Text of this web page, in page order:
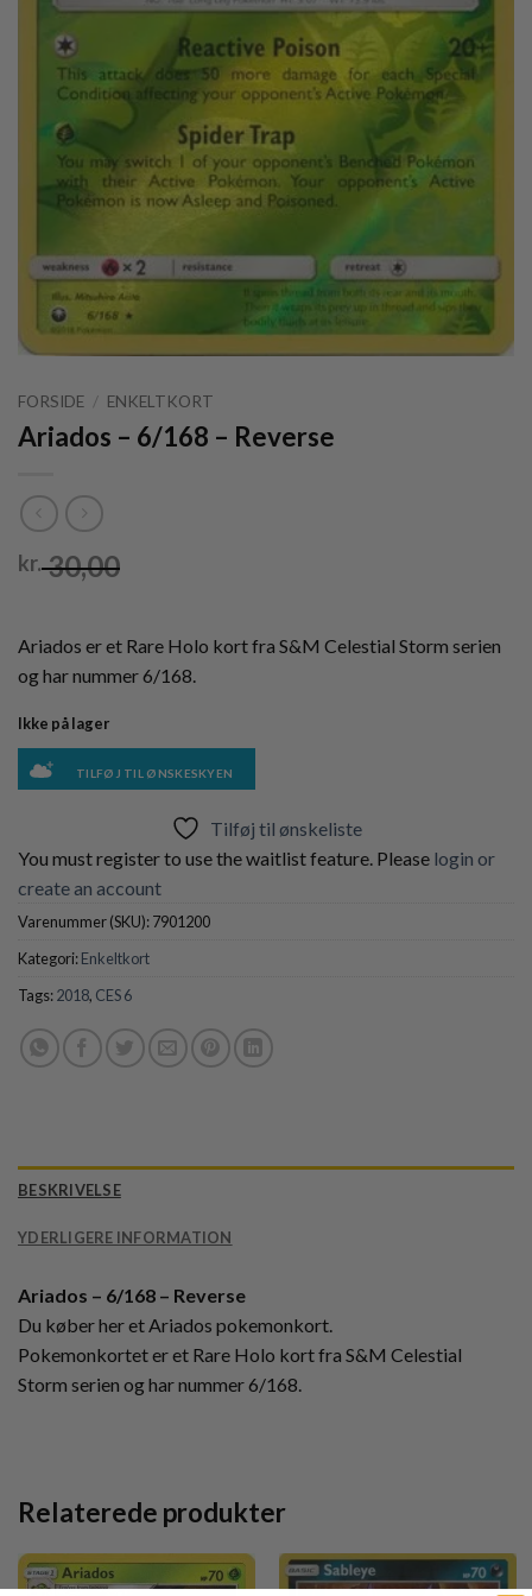
FORSIDE / ENKELTKORT
Ariados – 6/168 – Reverse
kr.30,00
Ariados er et Rare Holo kort fra S&M Celestial Storm serien
og har nummer 6/168.
Ikke på lager
TILFØJ TIL ØNSKESKYEN
Tilføj til ønskeliste
You must register to use the waitlist feature. Please login or
create an account
Varenummer (SKU):7901200
Kategori:Enkeltkort
Tags:2018, CES 6
BESKRIVELSE
YDERLIGERE INFORMATION
Ariados – 6/168 – Reverse
Du køber her et Ariados pokemonkort.
Pokemonkortet er et Rare Holo kort fra S&M Celestial
Storm serien og har nummer 6/168.
Relaterede produkter